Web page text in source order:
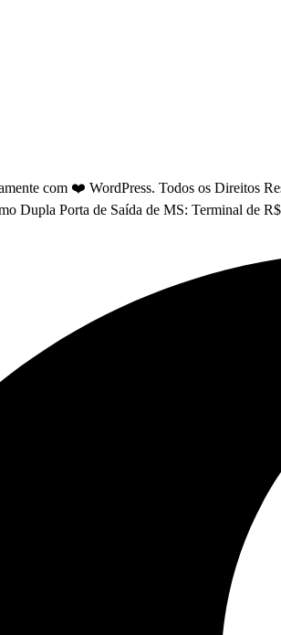
com ❤️ WordPress. Todos os Direitos
Dupla Porta de Saída de MS: Terminal de